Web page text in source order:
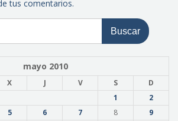
tus comentarios.
mayo 2010
X J V S
D
1
2
5 6 7 8
9